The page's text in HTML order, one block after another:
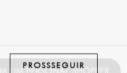
PROSSSEGUIR